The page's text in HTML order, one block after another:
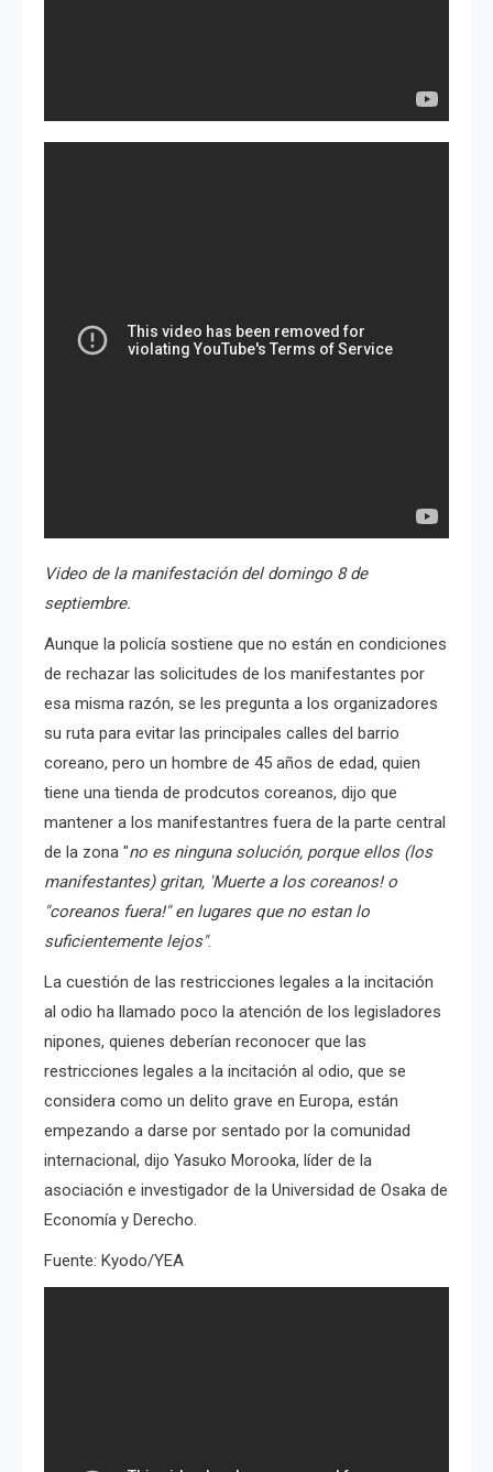
Video de la manifestación del domingo 8 de
septiembre.
Aunque la policía sostiene que no están en condiciones
de rechazar las solicitudes de los manifestantes por
esa misma razón, se les pregunta a los organizadores
su ruta para evitar las principales calles del barrio
coreano, pero un hombre de 45 años de edad, quien
tiene una tienda de prodcutos coreanos, dijo que
mantener a los manifestantres fuera de la parte central
de la zona "no es ninguna solución, porque ellos (los
manifestantes) gritan, 'Muerte a los coreanos! o
"coreanos fuera!" en lugares que no estan lo
suficientemente lejos".
La cuestión de las restricciones legales a la incitación
al odio ha llamado poco la atención de los legisladores
nipones, quienes deberían reconocer que las
restricciones legales a la incitación al odio, que se
considera como un delito grave en Europa, están
empezando a darse por sentado por la comunidad
internacional, dijo Yasuko Morooka, líder de la
asociación e investigador de la Universidad de Osaka de
Economía y Derecho.
Fuente: Kyodo/YEA